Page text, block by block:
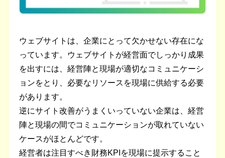
ウェブサイトは、企業にとって欠かせない存在にな
っています。ウェブサイトが経営面でしっかり成果
を出すには、経営陣と現場が適切なコミュニケーシ
ョンをとり、必要なリソースを現場に供給する必要
があります。
逆にサイト改善がうまくいっていない企業は、経営
陣と現場の間でコミュニケーションが取れていない
ケースがほとんどです。
経営者は注目すべき財務KPIを現場に提示すること